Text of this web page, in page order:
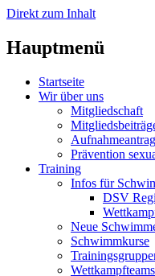
Direkt zum Inhalt
Hauptmenü
Startseite
Wir über uns
Mitgliedschaft
Aufnahmeantrag
Prävention
Training
Infos für
DSV
Neue
Schwimmkurse
Wettkampfteams